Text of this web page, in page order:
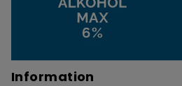
Information